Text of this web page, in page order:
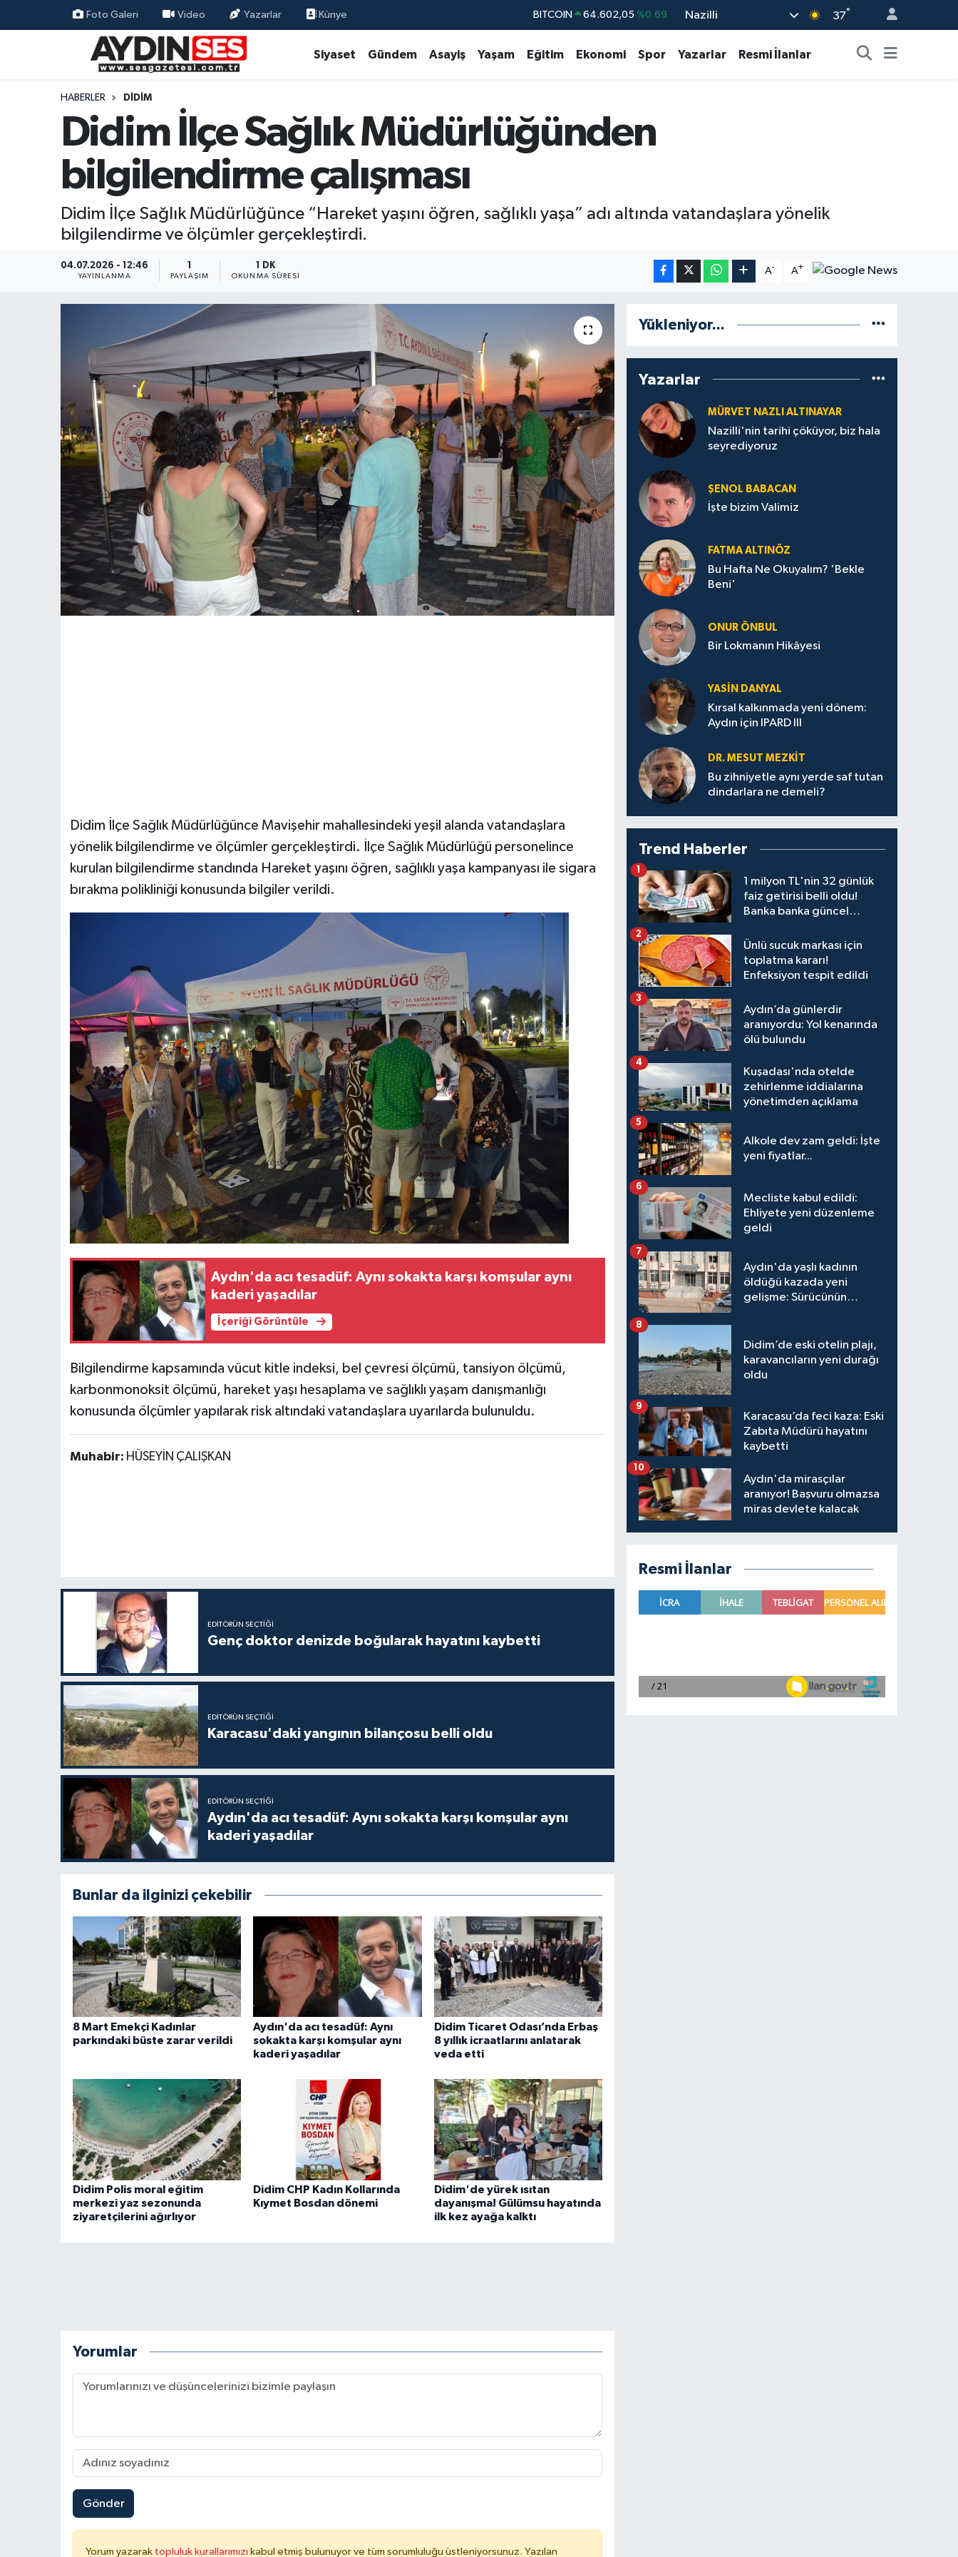
Foto Galeri Video Yazarlar Künye BITCOIN 64.602,05 %0.69
GRAM ALTIN 6513.94
BİST100 13.768
Nazilli 37°
Siyaset Gündem Asayiş Yaşam Eğitim Ekonomi Spor Yazarlar Resmi İlanlar
HABERLER DIDIM
Didim İlçe Sağlık Müdürlüğünden
bilgilendirme çalışması
Didim İlçe Sağlık Müdürlüğünce “Hareket yaşını öğren, sağlıklı yaşa” adı altında vatandaşlara yönelik
bilgilendirme ve ölçümler gerçekleştirdi.
04.07.2026 - 12:46
YAYINLANMA PAYLAŞIM
1 DK
OKUNMA SÜRESI
A- A+
Didim İlçe Sağlık Müdürlüğünce Mavişehir mahallesindeki yeşil alanda vatandaşlara
yönelik bilgilendirme ve ölçümler gerçekleştirdi. İlçe Sağlık Müdürlüğü personelince
kurulan bilgilendirme standında Hareket yaşını öğren, sağlıklı yaşa kampanyası ile sigara
bırakma polikliniği konusunda bilgiler verildi.
Aydın'da acı tesadüf: Aynı sokakta karşı komşular aynı
kaderi yaşadılar
İçeriği Görüntüle
Bilgilendirme kapsamında vücut kitle indeksi, bel çevresi ölçümü, tansiyon ölçümü,
karbonmonoksit ölçümü, hareket yaşı hesaplama ve sağlıklı yaşam danışmanlığı
konusunda ölçümler yapılarak risk altındaki vatandaşlara uyarılarda bulunuldu.
Muhabir: HÜSEYİN ÇALIŞKAN
EDITÖRÜN SEÇTIĞI
Genç doktor denizde boğularak hayatını kaybetti
EDITÖRÜN SEÇTIĞI
Karacasu'daki yangının bilançosu belli oldu
EDITÖRÜN SEÇTIĞI
Aydın'da acı tesadüf: Aynı sokakta karşı komşular aynı
kaderi yaşadılar
Bunlar da ilginizi çekebilir
8 Mart Emekçi Kadınlar
parkındaki büste zarar verildi
Aydın'da acı tesadüf: Aynı
sokakta karşı komşular aynı
kaderi yaşadılar
Didim Ticaret Odası’nda Erbaş
8 yıllık icraatlarını anlatarak
veda etti
Didim Polis moral eğitim
merkezi yaz sezonunda
ziyaretçilerini ağırlıyor
Didim CHP Kadın Kollarında
Kıymet Bosdan dönemi
Didim'de yürek ısıtan
dayanışma! Gülümsu hayatında
ilk kez ayağa kalktı
Yorumlar
Gönder
Yorum yazarak topluluk kurallarımızı kabul etmiş bulunuyor ve tüm sorumluluğu üstleniyorsunuz. Yazılan
Yükleniyor...
Yazarlar
MÜRVET NAZLI ALTINAYAR
Nazilli'nin tarihi çöküyor, biz hala
seyrediyoruz
ŞENOL BABACAN
İşte bizim Valimiz
FATMA ALTINÖZ
Bu Hafta Ne Okuyalım? 'Bekle
Beni'
ONUR ÖNBUL
Bir Lokmanın Hikâyesi
YASIN DANYAL
Kırsal kalkınmada yeni dönem:
Aydın için IPARD III
DR. MESUT MEZKIT
Bu zihniyetle aynı yerde saf tutan
dindarlara ne demeli?
Trend Haberler
1 milyon TL'nin 32 günlük
faiz getirisi belli oldu!
Banka banka güncel
1
Ünlü sucuk markası için
toplatma kararı!
Enfeksiyon tespit edildi
2
Aydın’da günlerdir
aranıyordu: Yol kenarında
ölü bulundu
3
Kuşadası'nda otelde
zehirlenme iddialarına
yönetimden açıklama
4
Alkole dev zam geldi: İşte
yeni fiyatlar...
5
Mecliste kabul edildi:
Ehliyete yeni düzenleme
geldi
6
Aydın'da yaşlı kadının
öldüğü kazada yeni
gelişme: Sürücünün
7
Didim’de eski otelin plajı,
karavancıların yeni durağı
oldu
8
Karacasu’da feci kaza: Eski
Zabıta Müdürü hayatını
kaybetti
9
Aydın'da mirasçılar
aranıyor! Başvuru olmazsa
miras devlete kalacak
10
Resmi İlanlar
Siyaset
Ekonomi
Eğitim
Kültür Sanat
Aydın Nöbetçi Eczaneler
Aydın Hava Durumu
Aydin Namaz Vakitleri
Aydın Trafik Yoğunluk Haritası
Süper Lig Puan Durumu ve Fikstür
Tüm Manşetler
Son Dakika Haberleri